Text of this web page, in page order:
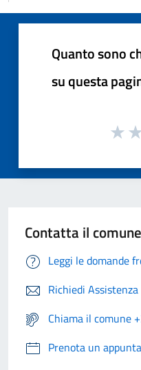
Quanto sono
su questa
Contatta il comune
Leggi le domande
Richiedi Assistenza
Chiama il comune
Prenota un